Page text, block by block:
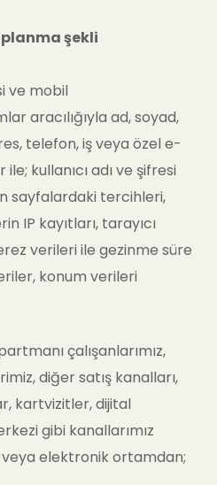
şekli
ve mobil
aracılığıyla ad, soyad,
telefon, iş veya özel e-
kullanıcı adı ve şifresi
sayfalardaki tercihleri,
IP kayıtları, tarayıcı
verileri ile gezinme süre
konum verileri
çalışanlarımız,
diğer satış kanalları,
kartvizitler, dijital
gibi kanallarımız
veya elektronik ortamdan;